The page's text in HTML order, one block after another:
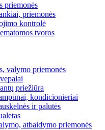
priemonės
priemonės
kontrolė
tvoros
valymo priemonės
priežiūra
kondicionieriai
ir palutės
atbaidymo priemonės